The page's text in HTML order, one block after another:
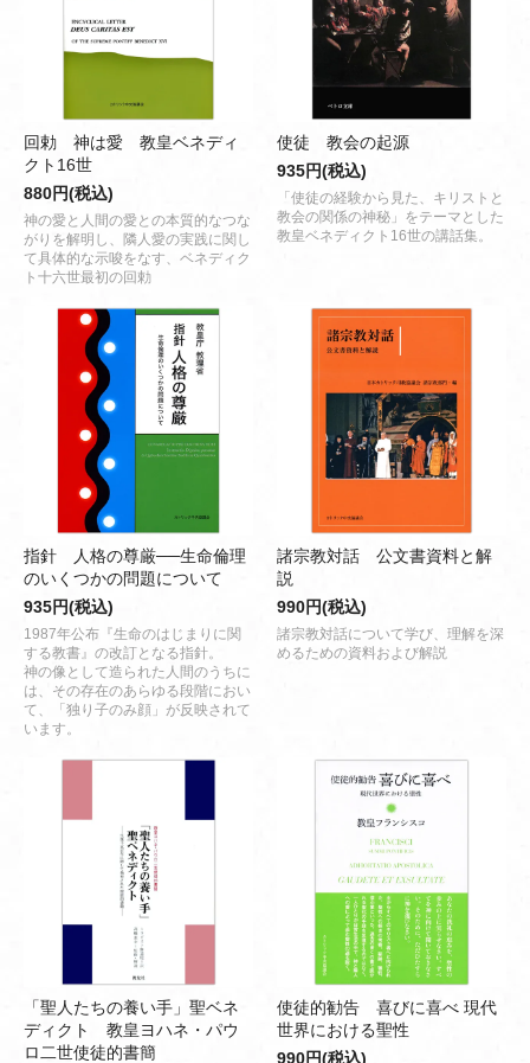
回勅 神は愛 教皇ベネディ
クト16世
880円(税込)
神の愛と人間の愛との本質的なつな
がりを解明し、隣人愛の実践に関し
て具体的な示唆をなす、ベネディク
ト十六世最初の回勅
使徒 教会の起源
935円(税込)
「使徒の経験から見た、キリストと
教会の関係の神秘」をテーマとした
教皇ベネディクト16世の講話集。
指針 人格の尊厳──生命倫理
のいくつかの問題について
935円(税込)
1987年公布『生命のはじまりに関
する教書』の改訂となる指針。
神の像として造られた人間のうちに
は、その存在のあらゆる段階におい
て、「独り子のみ顔」が反映されて
います。
諸宗教対話 公文書資料と解
説
990円(税込)
諸宗教対話について学び、理解を深
めるための資料および解説
「聖人たちの養い手」聖ベネ
ディクト 教皇ヨハネ・パウ
ロ二世使徒的書簡
使徒的勧告 喜びに喜べ 現代
世界における聖性
990円(税込)